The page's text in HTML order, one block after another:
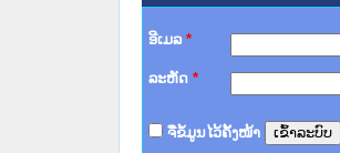
ອີເມລ *
ລະຫັດ *
ຈື່ຂໍ້ມູນໄວ້ຄັ້ງໜ້າ